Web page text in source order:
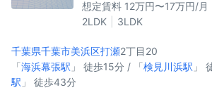
想定賃料 12万円〜17万円/月
2LDK
3LDK
千葉県千葉市美浜区打瀬2丁目20
「海浜幕張駅 」 徒歩15分 / 「検見川浜駅 」
駅 」 徒歩43分